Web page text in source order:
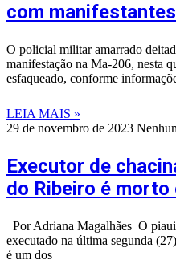
com
O policial militar amarrado
manifestação na Ma-206, nesta
esfaqueado, conforme
LEIA MAIS »
29 de novembro de 2023
Executor de
do Ribeiro é morto
Por Adriana Magalhães O
executado na última segunda
é um dos